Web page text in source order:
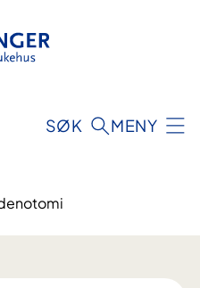
SØK MENY